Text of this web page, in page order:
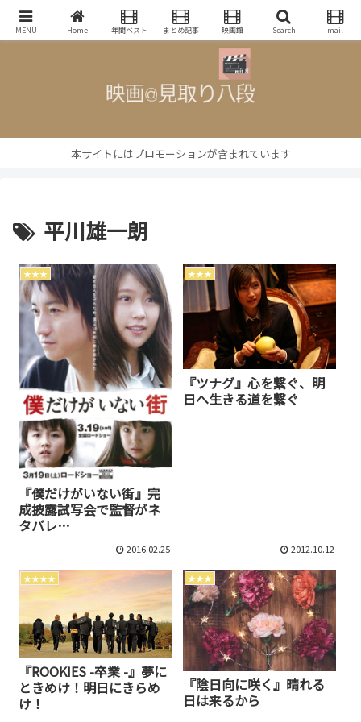
映画批評・レビューブログ
本サイトにはプロモーションが含まれています
平川雄一朗
★★★
『僕だけがいない街』完
成披露試写会で監督がネ
タバレ…
2016.02.25
★★★
『ツナグ』心を繋ぐ、明
日へ生きる道を繋ぐ
2012.10.12
★★★★
『ROOKIES -卒業 -』夢に
ときめけ！明日にきらめ
け！
★★★
『陰日向に咲く』晴れる
日は来るから
MENU Home 年間ベスト まとめ記事 映画館 Search mail